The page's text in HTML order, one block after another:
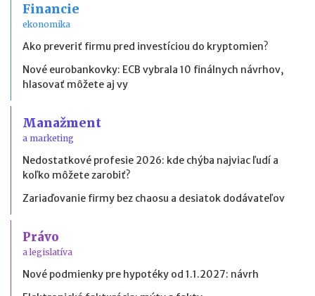
Financie
ekonomika
Ako preveriť firmu pred investíciou do kryptomien?
Nové eurobankovky: ECB vybrala 10 finálnych návrhov,
hlasovať môžete aj vy
Manažment
a marketing
Nedostatkové profesie 2026: kde chýba najviac ľudí a
koľko môžete zarobiť?
Zariaďovanie firmy bez chaosu a desiatok dodávateľov
Právo
a legislatíva
Nové podmienky pre hypotéky od 1.1.2027: návrh